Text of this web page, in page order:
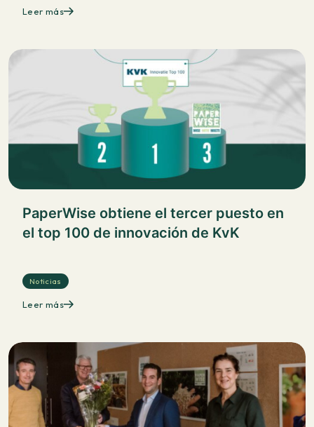
Leer más
PaperWise obtiene el tercer puesto en
el top 100 de innovación de KvK
Noticias
Leer más